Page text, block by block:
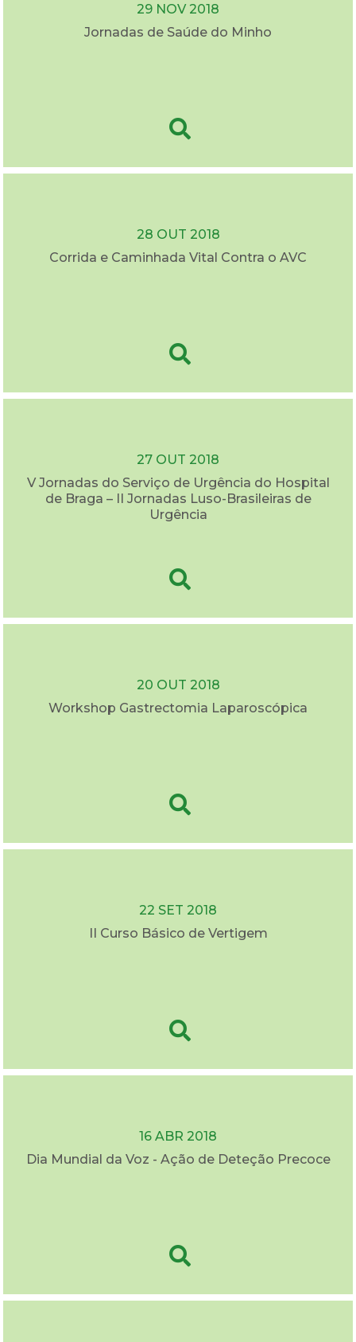
29 NOV 2018
Jornadas de Saúde do Minho
28 OUT 2018
Corrida e Caminhada Vital Contra o AVC
27 OUT 2018
V Jornadas do Serviço de Urgência do Hospital
de Braga – II Jornadas Luso-Brasileiras de
Urgência
20 OUT 2018
Workshop Gastrectomia Laparoscópica
22 SET 2018
II Curso Básico de Vertigem
16 ABR 2018
Dia Mundial da Voz - Ação de Deteção Precoce